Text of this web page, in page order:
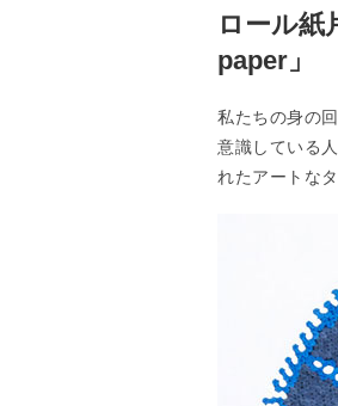
ロール紙
paper」
私たちの身の
意識している
れたアートな